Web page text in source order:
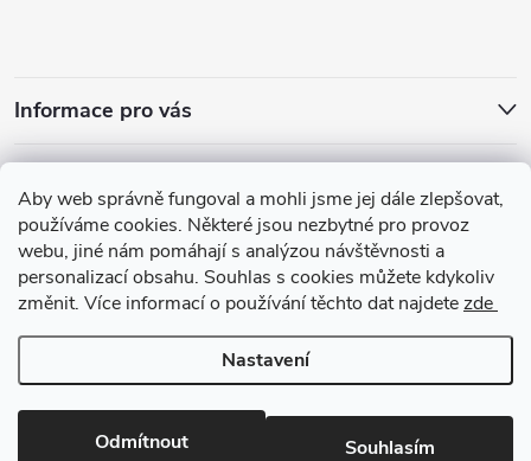
Aby web správně fungoval a mohli jsme jej dále zlepšovat,
používáme cookies. Některé jsou nezbytné pro provoz
webu, jiné nám pomáhají s analýzou návštěvnosti a
personalizací obsahu. Souhlas s cookies můžete kdykoliv
změnit. Více informací o používání těchto dat najdetezde
Nastavení
Odmítnout Souhlasím
Informace pro vás
Zajímavosti ze světa vůní
Copyright 2026arabskeparfemy.com. Všechna práva vyhrazena.Upravit
nastavení cookies